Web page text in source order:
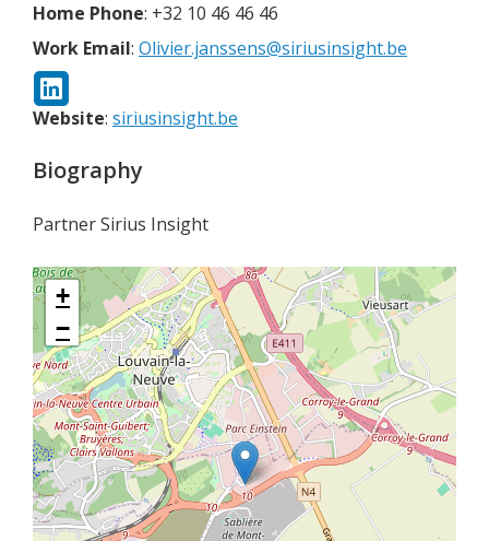
Home Phone: +32 10 46 46 46
Work Email: Olivier.janssens@siriusinsight.be
Website: siriusinsight.be
Biography
Partner Sirius Insight
+
−